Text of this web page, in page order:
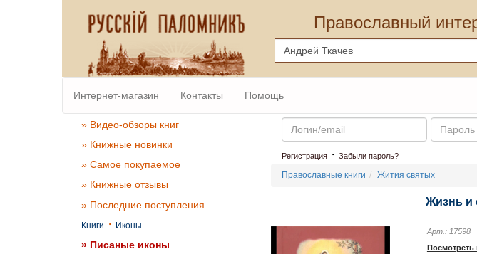
Православный
Интернет-магазин Контакты Помощь
» Видео-обзоры книг
» Книжные новинки
» Самое покупаемое
» Книжные отзывы
» Последние поступления
Книги · Иконы
» Писаные иконы
Email Пароль
Регистрация· Забыли пароль?
Православные книги Жития святых
Жизнь и
Арт.:
Посмотреть